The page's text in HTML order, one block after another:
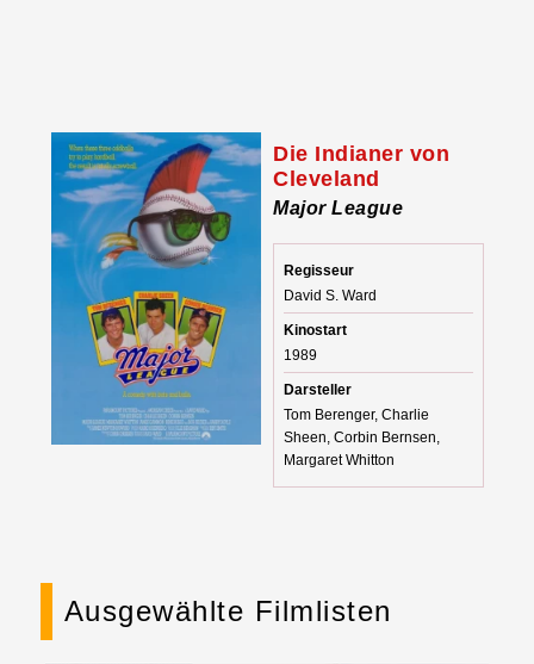
Die Indianer von
Cleveland
Major League
Regisseur
David S. Ward
Kinostart
1989
Darsteller
Tom Berenger, Charlie
Sheen, Corbin Bernsen,
Margaret Whitton
Ausgewählte Filmlisten